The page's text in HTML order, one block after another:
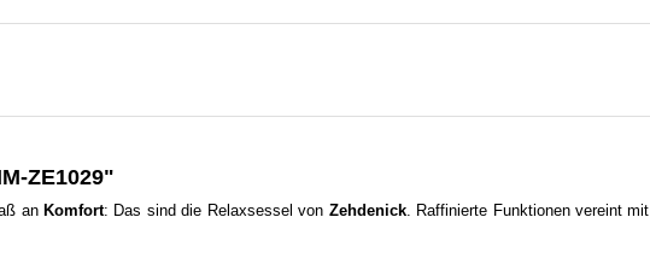
ZE1029"
an Komfort: Das sind die Relaxsessel von Zehdenick. Raffinierte Funktionen vereint mit